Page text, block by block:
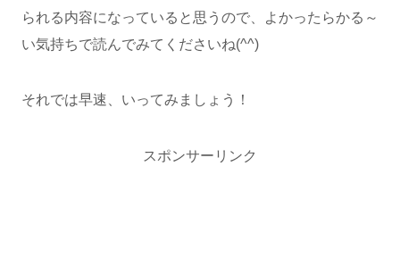
られる内容になっていると思うので、よかったらかる～
い気持ちで読んでみてくださいね(^^)
それでは早速、いってみましょう！
スポンサーリンク